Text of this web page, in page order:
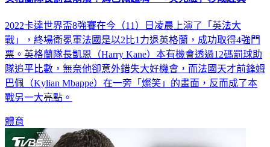
2022卡達世界盃8強賽在今（11）日凌晨上演了「英法大
戰」，終場衛冕軍法國是以2比1力退英格蘭，成功取得4強門
票。英格蘭隊長凱恩（Harry Kane）本有機會透過12碼罰球助
隊追平比數，無奈他卻意外錯失大好機會，而法國天才前鋒姆
巴佩（Kylian Mbappe）在一旁「燦笑」的畫面，反而成了本
戰另一大亮點。
體育